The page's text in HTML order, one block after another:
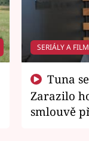
SERIÁLY A
Zarazilo
smlouvě